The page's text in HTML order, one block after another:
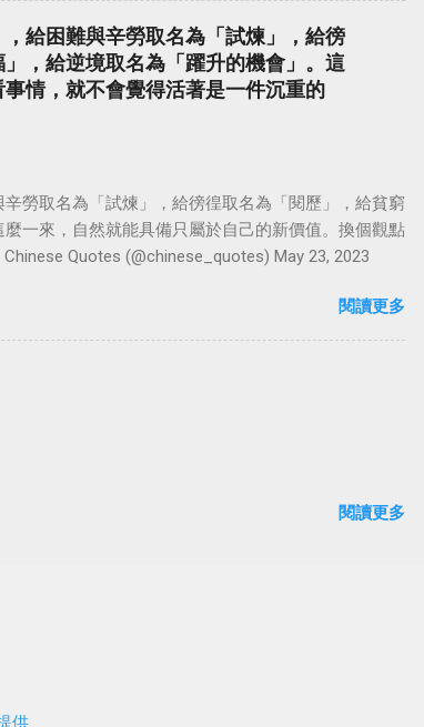
給困難與辛勞取名為「試煉」，給徬
，給逆境取名為「躍升的機會」。這
情，就不會覺得活著是一件沉重的
勞取名為「試煉」，給徬徨取名為「閱歷」，給貧窮
一來，自然就能具備只屬於自己的新價值。換個觀點
Quotes (@chinese_quotes) May 23, 2023
閱讀更多
閱讀更多
供